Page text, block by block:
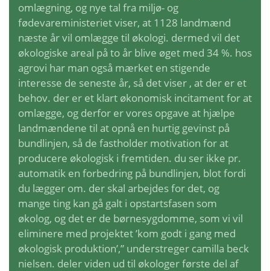
omlægning, og nye tal fra miljø- og
fødevareministeriet viser, at 1128 landmænd
næste år vil omlægge til økologi. dermed vil det
økologiske areal på to år blive øget med 34 %. hos
agrovi har man også mærket en stigende
interesse de seneste år, så det viser , at der er et
behov. der er et klart økonomisk incitament for at
omlægge, og derfor er vores opgave at hjælpe
landmændene til at opnå en hurtig gevinst på
bundlinjen, så de fastholder motivation for at
producere økologisk i fremtiden. du ser ikke pr.
automatik en forbedring på bundlinjen, blot fordi
du lægger om. der skal arbejdes for det, og
mange ting kan gå galt i opstartsfasen som
økolog, og det er de børnesygdomme, som vi vil
eliminere med projektet ’kom godt i gang med
økologisk produktion’,” understreger camilla beck
nielsen. deler viden ud til økologer første del af